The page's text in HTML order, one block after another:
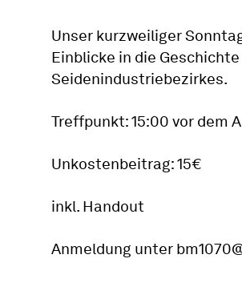
Unser kurzweiliger
Einblicke in die
Seidenindustriebezirkes.
Treffpunkt: 15:00 vor dem
Unkostenbeitrag: 15€
inkl. Handout
Anmeldung unter